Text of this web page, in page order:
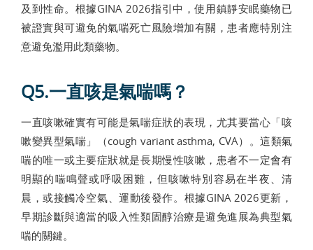
及到性命。根據GINA 2026指引中，使用鎮靜安眠藥物已
被證實與可避免的氣喘死亡風險增加有關，患者應特別注
意避免濫用此類藥物。
Q5.一直咳是氣喘嗎？
一直咳嗽確實有可能是氣喘症狀的表現，尤其要當心「咳
嗽變異型氣喘」（cough variant asthma, CVA）。這類氣
喘的唯一或主要症狀就是長期慢性咳嗽，患者不一定會有
明顯的喘鳴聲或呼吸困難，但咳嗽特別容易在半夜、清
晨，或接觸冷空氣、運動後發作。根據GINA 2026更新，
早期診斷與適當的吸入性類固醇治療是避免進展為典型氣
喘的關鍵。